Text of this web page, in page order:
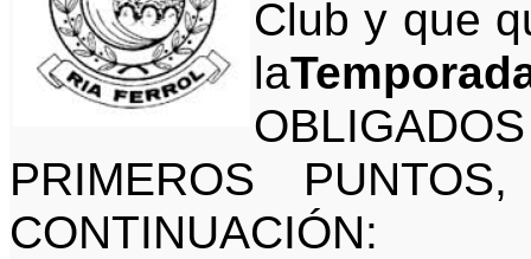
Club y que
la
PRIMEROS
CONTINUACIÓN: